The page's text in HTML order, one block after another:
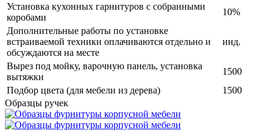
Установка кухонных гарнитуров с собранными
коробами
10%
Дополнительные работы по установке
встраиваемой техники оплачиваются отдельно и
обсуждаются на месте
инд.
Вырез под мойку, варочную панель, установка
вытяжки
1500
Подбор цвета (для мебели из дерева)
1500
Образцы ручек